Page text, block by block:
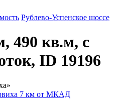
Рублево-Успенское шоссе
490 кв.м, с
ID 19196
7 км от МКАД